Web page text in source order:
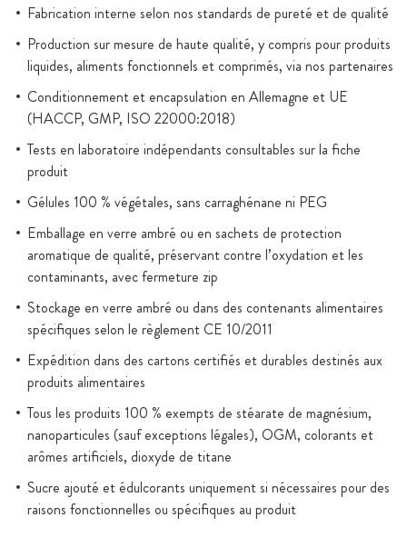
Fabrication interne selon nos standards de pureté et de qualité
Production sur mesure de haute qualité, y compris pour produits
liquides, aliments fonctionnels et comprimés, via nos partenaires
Conditionnement et encapsulation en Allemagne et UE
(HACCP, GMP, ISO 22000:2018)
Tests en laboratoire indépendants consultables sur la fiche
produit
Gélules 100 % végétales, sans carraghénane ni PEG
Emballage en verre ambré ou en sachets de protection
aromatique de qualité, préservant contre l’oxydation et les
contaminants, avec fermeture zip
Stockage en verre ambré ou dans des contenants alimentaires
spécifiques selon le règlement CE 10/2011
Expédition dans des cartons certifiés et durables destinés aux
produits alimentaires
Tous les produits 100 % exempts de stéarate de magnésium,
nanoparticules (sauf exceptions légales), OGM, colorants et
arômes artificiels, dioxyde de titane
Sucre ajouté et édulcorants uniquement si nécessaires pour des
raisons fonctionnelles ou spécifiques au produit